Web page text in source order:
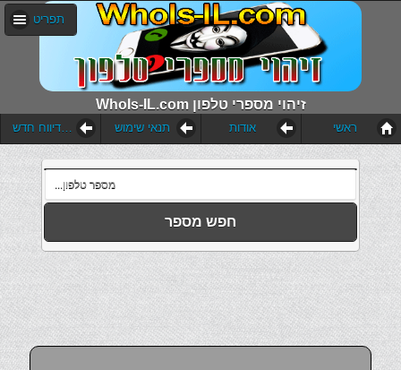
WhoIs-IL.com זיהוי מספרי טלפון
תפריט
הוסף דיווח חדש תנאי שימוש אודות ראשי
חפש מספר